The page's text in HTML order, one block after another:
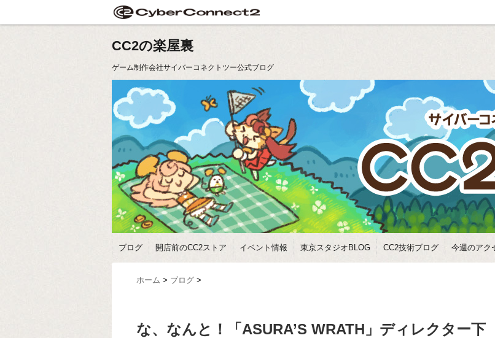
CC2の楽屋裏
ゲーム制作会社サイバーコネクトツー公式ブログ
ブログ 開店前のCC2ストア イベント情報 東京スタジオBLOG CC2技術ブログ 今週のアク
ホーム > ブログ >
な、なんと！「ASURA’S WRATH」ディレクター下